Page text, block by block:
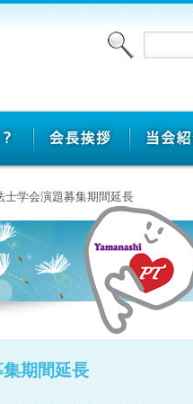
学会演題募集期間延長
期間延長